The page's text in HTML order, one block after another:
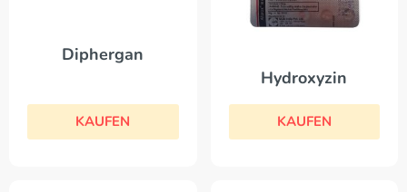
Diphergan
KAUFEN
Hydroxyzin
KAUFEN